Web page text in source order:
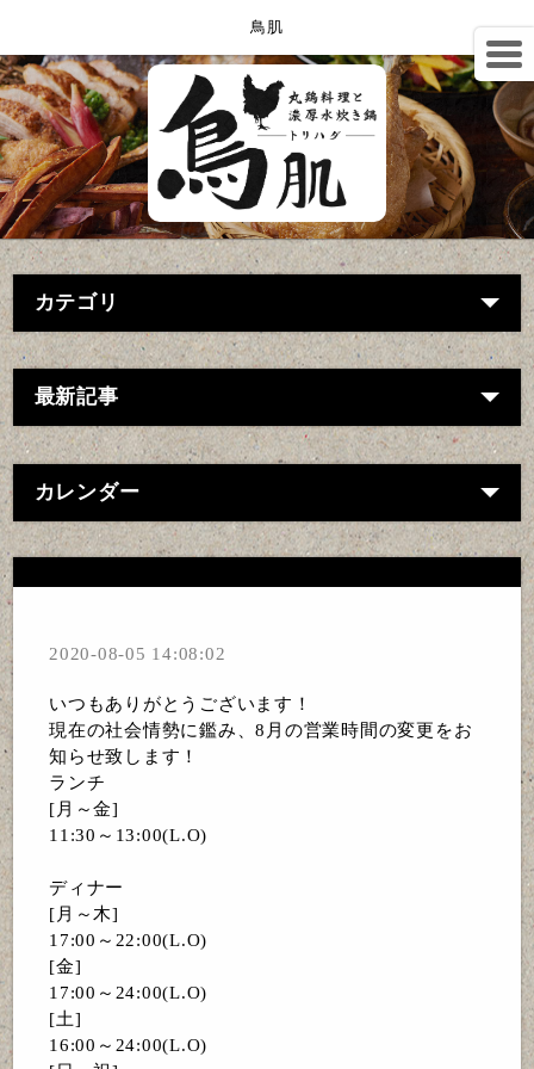
鳥肌
カテゴリ
最新記事
カレンダー
2020-08-05 14:08:02
いつもありがとうございます！
現在の社会情勢に鑑み、8月の営業時間の変更をお
知らせ致します！
ランチ
[月～金]
11:30～13:00(L.O)
ディナー
[月～木]
17:00～22:00(L.O)
[金]
17:00～24:00(L.O)
[土]
16:00～24:00(L.O)